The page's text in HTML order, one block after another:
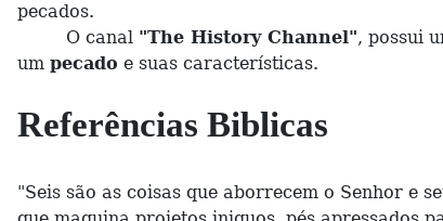
pecados.
O canal "The History Channel", possui
um pecado e suas características.
Referências Biblicas
"Seis são as coisas que aborrecem o Senhor e